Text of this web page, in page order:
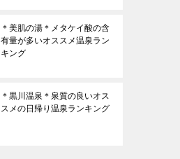
＊美肌の湯＊メタケイ酸の含
有量が多いオススメ温泉ラン
キング
＊黒川温泉＊泉質の良いオス
スメの日帰り温泉ランキング